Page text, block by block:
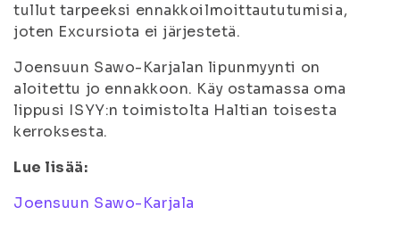
tullut tarpeeksi ennakkoilmoittaututumisia,
joten Excursiota ei järjestetä.
Joensuun Sawo-Karjalan lipunmyynti on
aloitettu jo ennakkoon. Käy ostamassa oma
lippusi ISYY:n toimistolta Haltian toisesta
kerroksesta.
Lue lisää:
Joensuun Sawo-Karjala